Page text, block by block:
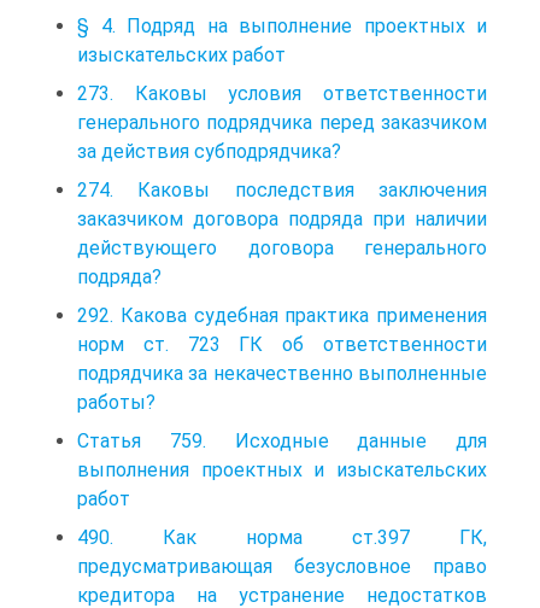
§ 4. Подряд на выполнение проектных и
изыскательских работ
273. Каковы условия ответственности
генерального подрядчика перед заказчиком
за действия субподрядчика?
274. Каковы последствия заключения
заказчиком договора подряда при наличии
действующего договора генерального
подряда?
292. Какова судебная практика применения
норм ст. 723 ГК об ответственности
подрядчика за некачественно выполненные
работы?
Статья 759. Исходные данные для
выполнения проектных и изыскательских
работ
490. Как норма ст.397 ГК,
предусматривающая безусловное право
кредитора на устранение недостатков